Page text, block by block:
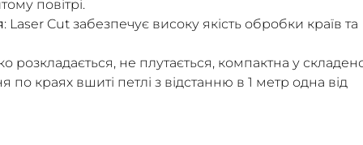
повітрі.
: Laser Cut забезпечує високу якість обробки країв та
розкладається, не плутається, компактна у
по краях вшиті петлі з відстанню в 1 метр одна від